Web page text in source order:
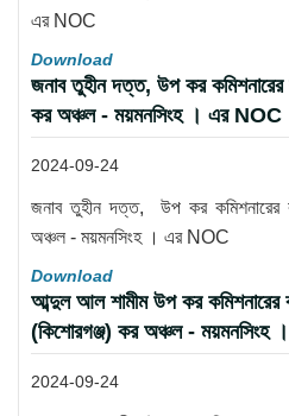
এর NOC
Download
জনাব তুহীন দত্ত, উপ কর কমিশনারের
কর অঞ্চল - ময়মনসিংহ । এর NOC
2024-09-24
জনাব তুহীন দত্ত, উপ কর কমিশনারের
অঞ্চল - ময়মনসিংহ । এর NOC
Download
আব্দুল আল শামীম উপ কর কমিশনারের
(কিশোরগঞ্জ) কর অঞ্চল -
2024-09-24